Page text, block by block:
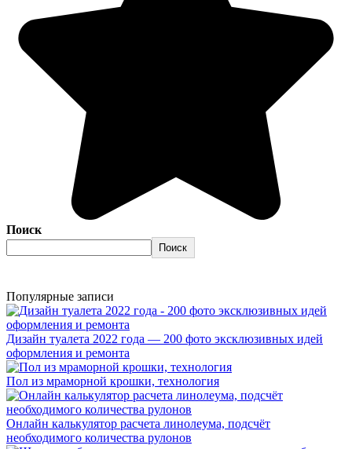
Поиск
Поиск
Популярные записи
Дизайн туалета 2022 года — 200 фото эксклюзивных идей
оформления и ремонта
Пол из мраморной крошки, технология
Онлайн калькулятор расчета линолеума, подсчёт
необходимого количества рулонов